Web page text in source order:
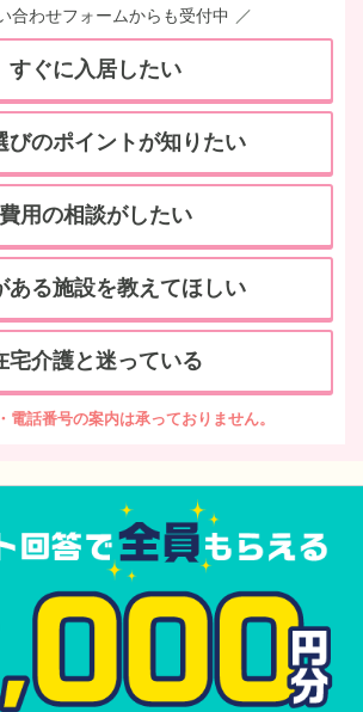
合わせフォームからも受付中
すぐに入居したい
びのポイントが知りたい
費用の相談がしたい
ある施設を教えてほしい
宅介護と迷っている
電話番号の案内は承っておりません。